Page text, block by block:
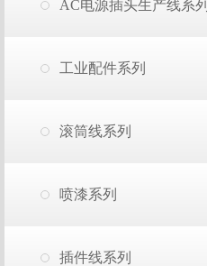
AC电源插头生产线系列
工业配件系列
滚筒线系列
喷漆系列
插件线系列